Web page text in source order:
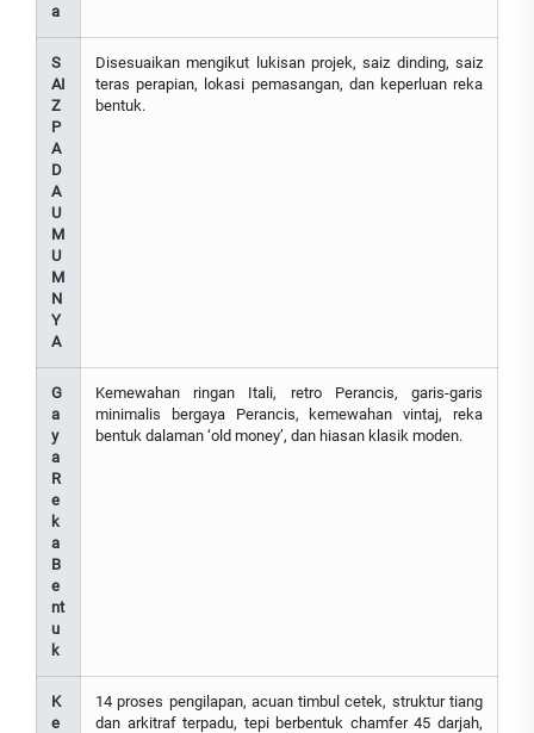
a
S
AI
Z
P
A
D
A
U
M
U
M
N
Y
A
Disesuaikan mengikut lukisan projek, saiz dinding, saiz
teras perapian, lokasi pemasangan, dan keperluan reka
bentuk.
G
a
y
a
R
e
k
a
B
e
nt
u
k
Kemewahan ringan Itali, retro Perancis, garis-garis
minimalis bergaya Perancis, kemewahan vintaj, reka
bentuk dalaman ‘old money’, dan hiasan klasik moden.
K
e
14 proses pengilapan, acuan timbul cetek, struktur tiang
dan arkitraf terpadu, tepi berbentuk chamfer 45 darjah,